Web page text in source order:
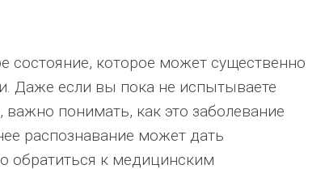
СОВРЕМЕННЫЕ
МЕТОДЫ
состояние, которое может существенно
Даже если вы пока не испытываете
понимать, как это заболевание
распознавание может дать
обратиться к медицинским